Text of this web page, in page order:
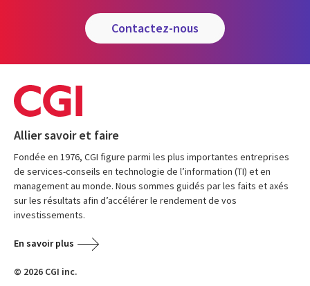
contactez-nous
Allier savoir et faire
Fondée en 1976, CGI figure parmi les plus importantes entreprises
de services-conseils en technologie de l’information (TI) et en
management au monde. Nous sommes guidés par les faits et axés
sur les résultats afin d’accélérer le rendement de vos
investissements.
En savoir plus
© 2026 CGI inc.